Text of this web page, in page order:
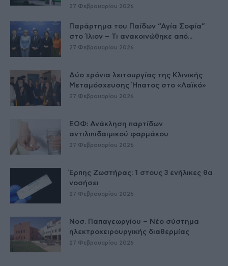
27 Φεβρουαρίου 2026
Παράρτημα του Παίδων “Αγία Σοφία”
στο Ίλιον – Τι ανακοινώθηκε από...
27 Φεβρουαρίου 2026
Δύο χρόνια λειτουργίας της Κλινικής
Μεταμόσχευσης Ήπατος στο «Λαϊκό»
27 Φεβρουαρίου 2026
ΕΟΦ: Ανάκληση παρτίδων
αντιλιπιδαιμικού φαρμάκου
27 Φεβρουαρίου 2026
Έρπης Ζωστήρας: 1 στους 3 ενήλικες θα
νοσήσει
27 Φεβρουαρίου 2026
Νοσ. Παπαγεωργίου – Νέο σύστημα
ηλεκτροχειρουργικής διαθερμίας
27 Φεβρουαρίου 2026